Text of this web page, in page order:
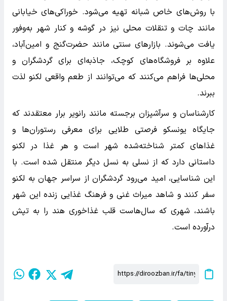
با روش‌های خاص شبانه تهیه می‌شود. خوراکی‌های خیابانی
مانند چات و تنقلات محلی نیز در گوشه و کنار شهر به‌وفور
یافت می‌شوند. بازارهای سنتی مانند حضرت‌گنج و امین‌آباد،
علاوه بر فروشگاه‌های کوچک، جاذبه‌ای برای گردشگران و
محلی‌ها فراهم می‌کنند که می‌توانند از طعم واقعی لکنو لذت
ببرند.
کارشناسان و سرآشپزان برجسته مانند رانویر برار معتقدند که
جایگاه یونسکو فرصتی طلایی برای معرفی رستوران‌ها و
غذاهای کمتر شناخته‌شده شهر است و هر غذا در لکنو
داستانی دارد که از نسلی به نسل دیگر منتقل شده است. با
این شناسایی، امید می‌رود گردشگران از سراسر جهان به لکنو
سفر کنند و شاهد میراث غنی و فرهنگ غذایی زنده این شهر
باشند، شهری که سال‌هاست قلب غذاخوری هند را به تپش
درآورده است.